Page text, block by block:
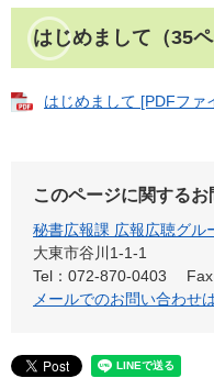
はじめまして（35ペ
はじめまして [PDFファ
このページに関する
秘書広報課 広報広聴グル
大東市谷川1-1-1
Tel：072-870-0403
メールでのお問い合わせ